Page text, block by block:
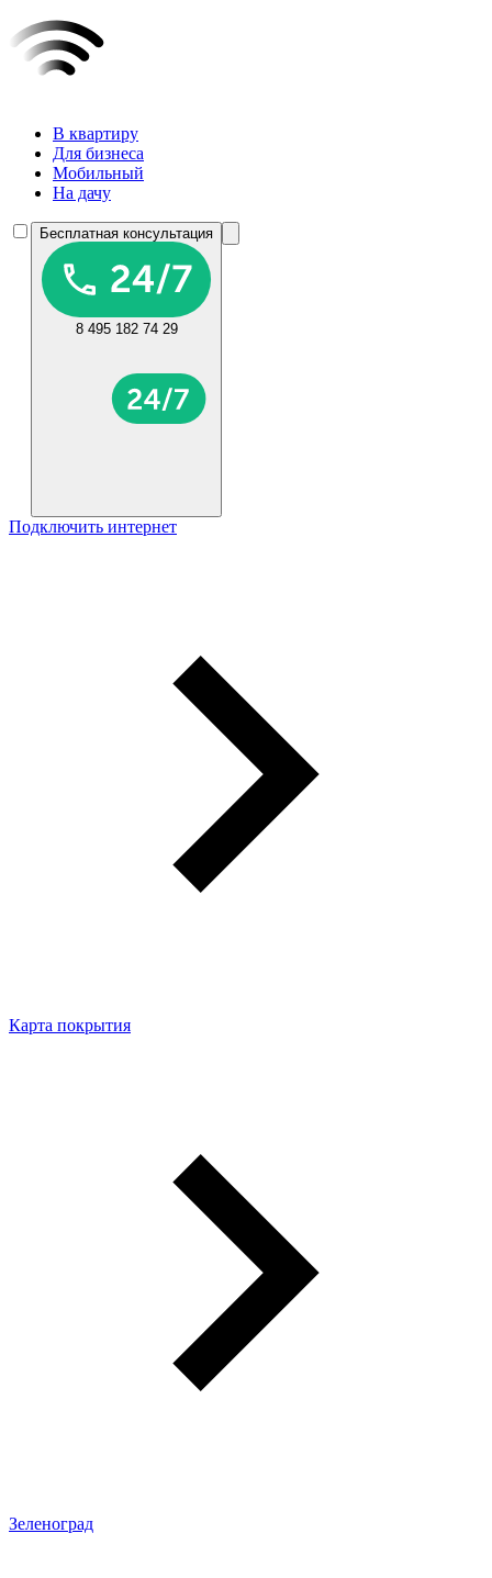
В квартиру
Для бизнеса
Мобильный
На дачу
Бесплатная консультация
8 495 182 74 29
Подключить интернет
Карта покрытия
Зеленоград